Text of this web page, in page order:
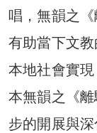
唱，無韻之
有助當下文
本地社會實
本無韻之《
步的開展與